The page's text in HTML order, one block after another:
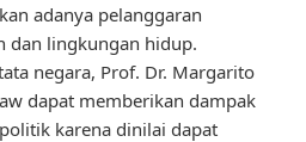
adanya pelanggaran
dan lingkungan hidup.
negara, Prof. Dr. Margarito
dapat memberikan dampak
karena dinilai dapat